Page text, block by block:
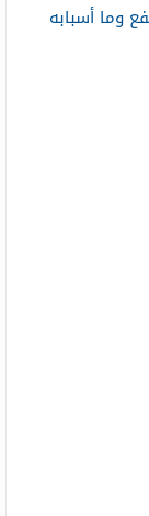
وما أسبابه